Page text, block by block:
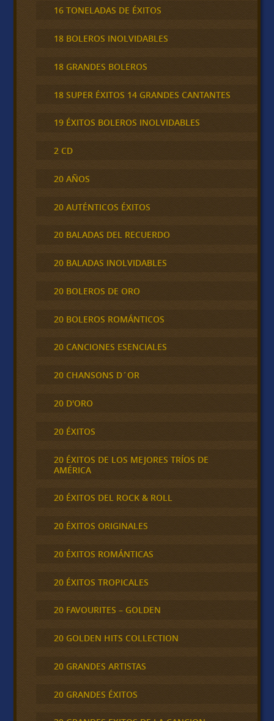
16 TONELADAS DE ÉXITOS
18 BOLEROS INOLVIDABLES
18 GRANDES BOLEROS
18 SUPER ÉXITOS 14 GRANDES CANTANTES
19 ÉXITOS BOLEROS INOLVIDABLES
2 CD
20 AÑOS
20 AUTÉNTICOS ÉXITOS
20 BALADAS DEL RECUERDO
20 BALADAS INOLVIDABLES
20 BOLEROS DE ORO
20 BOLEROS ROMÁNTICOS
20 CANCIONES ESENCIALES
20 CHANSONS D´OR
20 D'ORO
20 ÉXITOS
20 ÉXITOS DE LOS MEJORES TRÍOS DE
AMÉRICA
20 ÉXITOS DEL ROCK & ROLL
20 ÉXITOS ORIGINALES
20 ÉXITOS ROMÁNTICAS
20 ÉXITOS TROPICALES
20 FAVOURITES – GOLDEN
20 GOLDEN HITS COLLECTION
20 GRANDES ARTISTAS
20 GRANDES ÉXITOS